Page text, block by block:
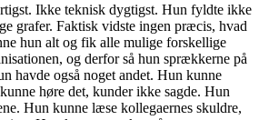
Ikke teknisk dygtigst. Hun fyldte ikke
grafer. Faktisk vidste ingen præcis, hvad
hun alt og fik alle mulige forskellige
og derfor så hun sprækkerne på
havde også noget andet. Hun kunne
høre det, kunder ikke sagde. Hun
Hun kunne læse kollegaernes skuldre,